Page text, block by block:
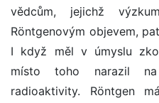
vědcům, jejichž
Röntgenovým objevem,
I když měl v úmyslu
místo toho narazil
radioaktivity. Röntgen